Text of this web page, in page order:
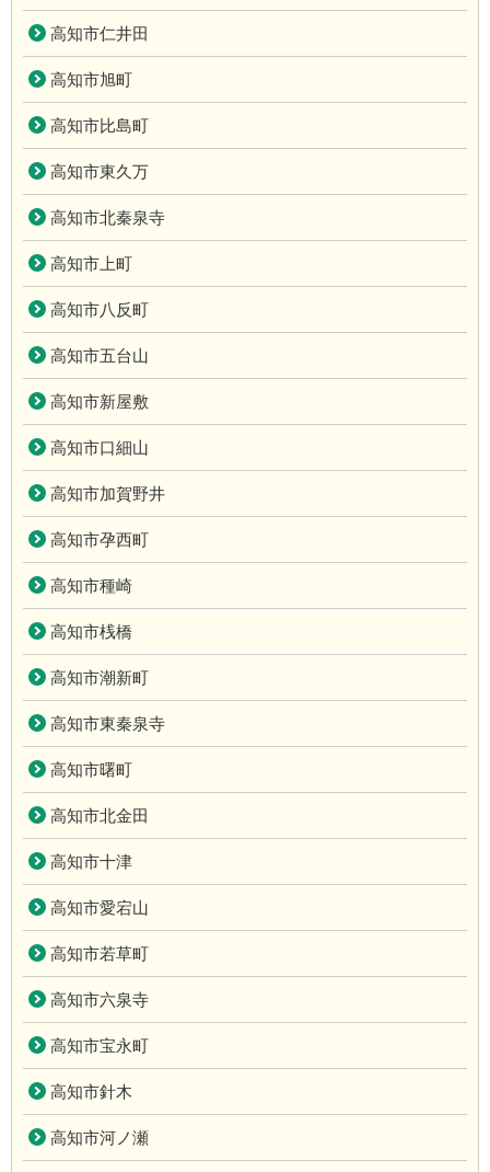
高知市仁井田
高知市旭町
高知市比島町
高知市東久万
高知市北秦泉寺
高知市上町
高知市八反町
高知市五台山
高知市新屋敷
高知市口細山
高知市加賀野井
高知市孕西町
高知市種崎
高知市桟橋
高知市潮新町
高知市東秦泉寺
高知市曙町
高知市北金田
高知市十津
高知市愛宕山
高知市若草町
高知市六泉寺
高知市宝永町
高知市針木
高知市河ノ瀬